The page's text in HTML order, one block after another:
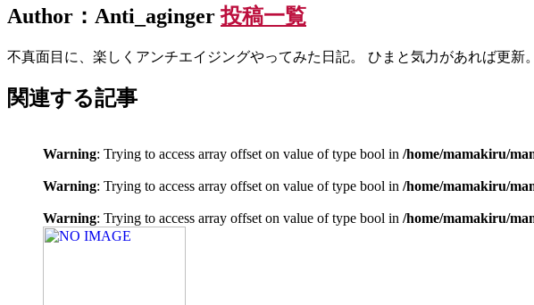
Author：Anti_aginger投稿一覧
不真面目に、楽しくアンチエイジングやってみた日記。 ひまと気力があれば更新。
関連する記事
Warning: Trying to access array offset on value of type bool in /home/mamakiru/
Warning: Trying to access array offset on value of type bool in /home/mamakiru/
Warning: Trying to access array offset on value of type bool in /home/mamakiru/